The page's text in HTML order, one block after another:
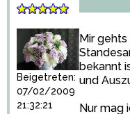
Beigetreten:
07/02/2009
21:32:21
Mir
bekannt
und
Nur mag